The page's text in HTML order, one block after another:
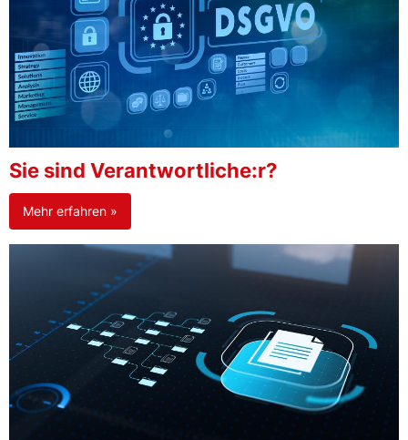
Sie sind Verantwortliche:r?
Mehr erfahren »